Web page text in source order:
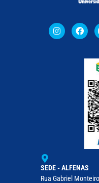
SEDE - ALFENAS
Rua Gabriel